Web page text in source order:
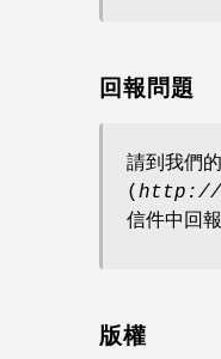
回報問題
請到我們
( http://
信件中回
版權